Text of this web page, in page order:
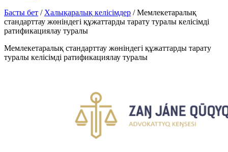
Басты бет / Халықаралық келісімдер /Мемлекетаралық
стандарттау жөніндегі құжаттарды тарату туралы келісімді
ратификациялау туралы
Мемлекетаралық стандарттау жөніндегі құжаттарды тарату
туралы келісімді ратификациялау туралы